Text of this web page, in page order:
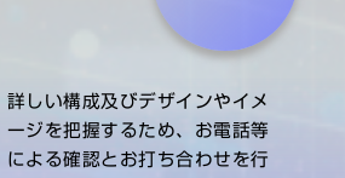
詳しい構成及びデザインやイメ
ージを把握するため、お電話等
による確認とお打ち合わせを行